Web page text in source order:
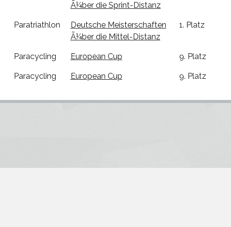
Ã¼ber die Sprint-Distanz
Paratriathlon
Deutsche Meisterschaften
Ã¼ber die Mittel-Distanz
1. Platz
Paracycling European Cup 9. Platz
Paracycling European Cup 9. Platz